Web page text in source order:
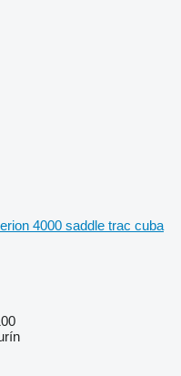
4000 saddle trac cuba